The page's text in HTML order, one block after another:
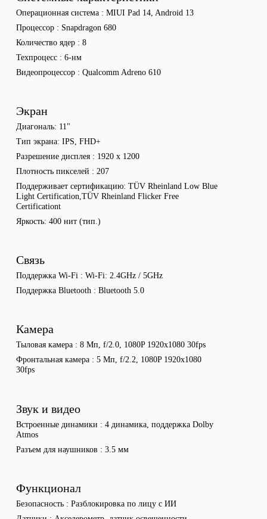
Операционная система
MIUI Pad 14, Android 13
Процессор
Snapdragon 680
Количество ядер
8
Техпроцесс
6-нм
Видеопроцессор
Qualcomm Adreno 610
Экран
Диагональ 11"
Тип экрана IPS, FHD+
Разрешение дисплея
1920 x 1200
Плотность пикселей
207
Поддерживает сертификацию TÜV Rheinland Low Blue
Light Certification,TÜV Rheinland Flicker Free
Certificationt
Яркость 400 нит (тип.)
Связь
Поддержка Wi-Fi
Wi-Fi: 2.4GHz / 5GHz
Поддержка Bluetooth
Bluetooth 5.0
Камера
Тыловая камера
8 Мп, f/2.0, 1080P 1920x1080 30fps
Фронтальная камера
5 Мп, f/2.2, 1080P 1920x1080
30fps
Звук и видео
Встроенные динамики
4 динамика, поддержка Dolby
Atmos
Разъем для наушников
3.5 мм
Функционал
Безопасность
Разблокировка по лицу с ИИ